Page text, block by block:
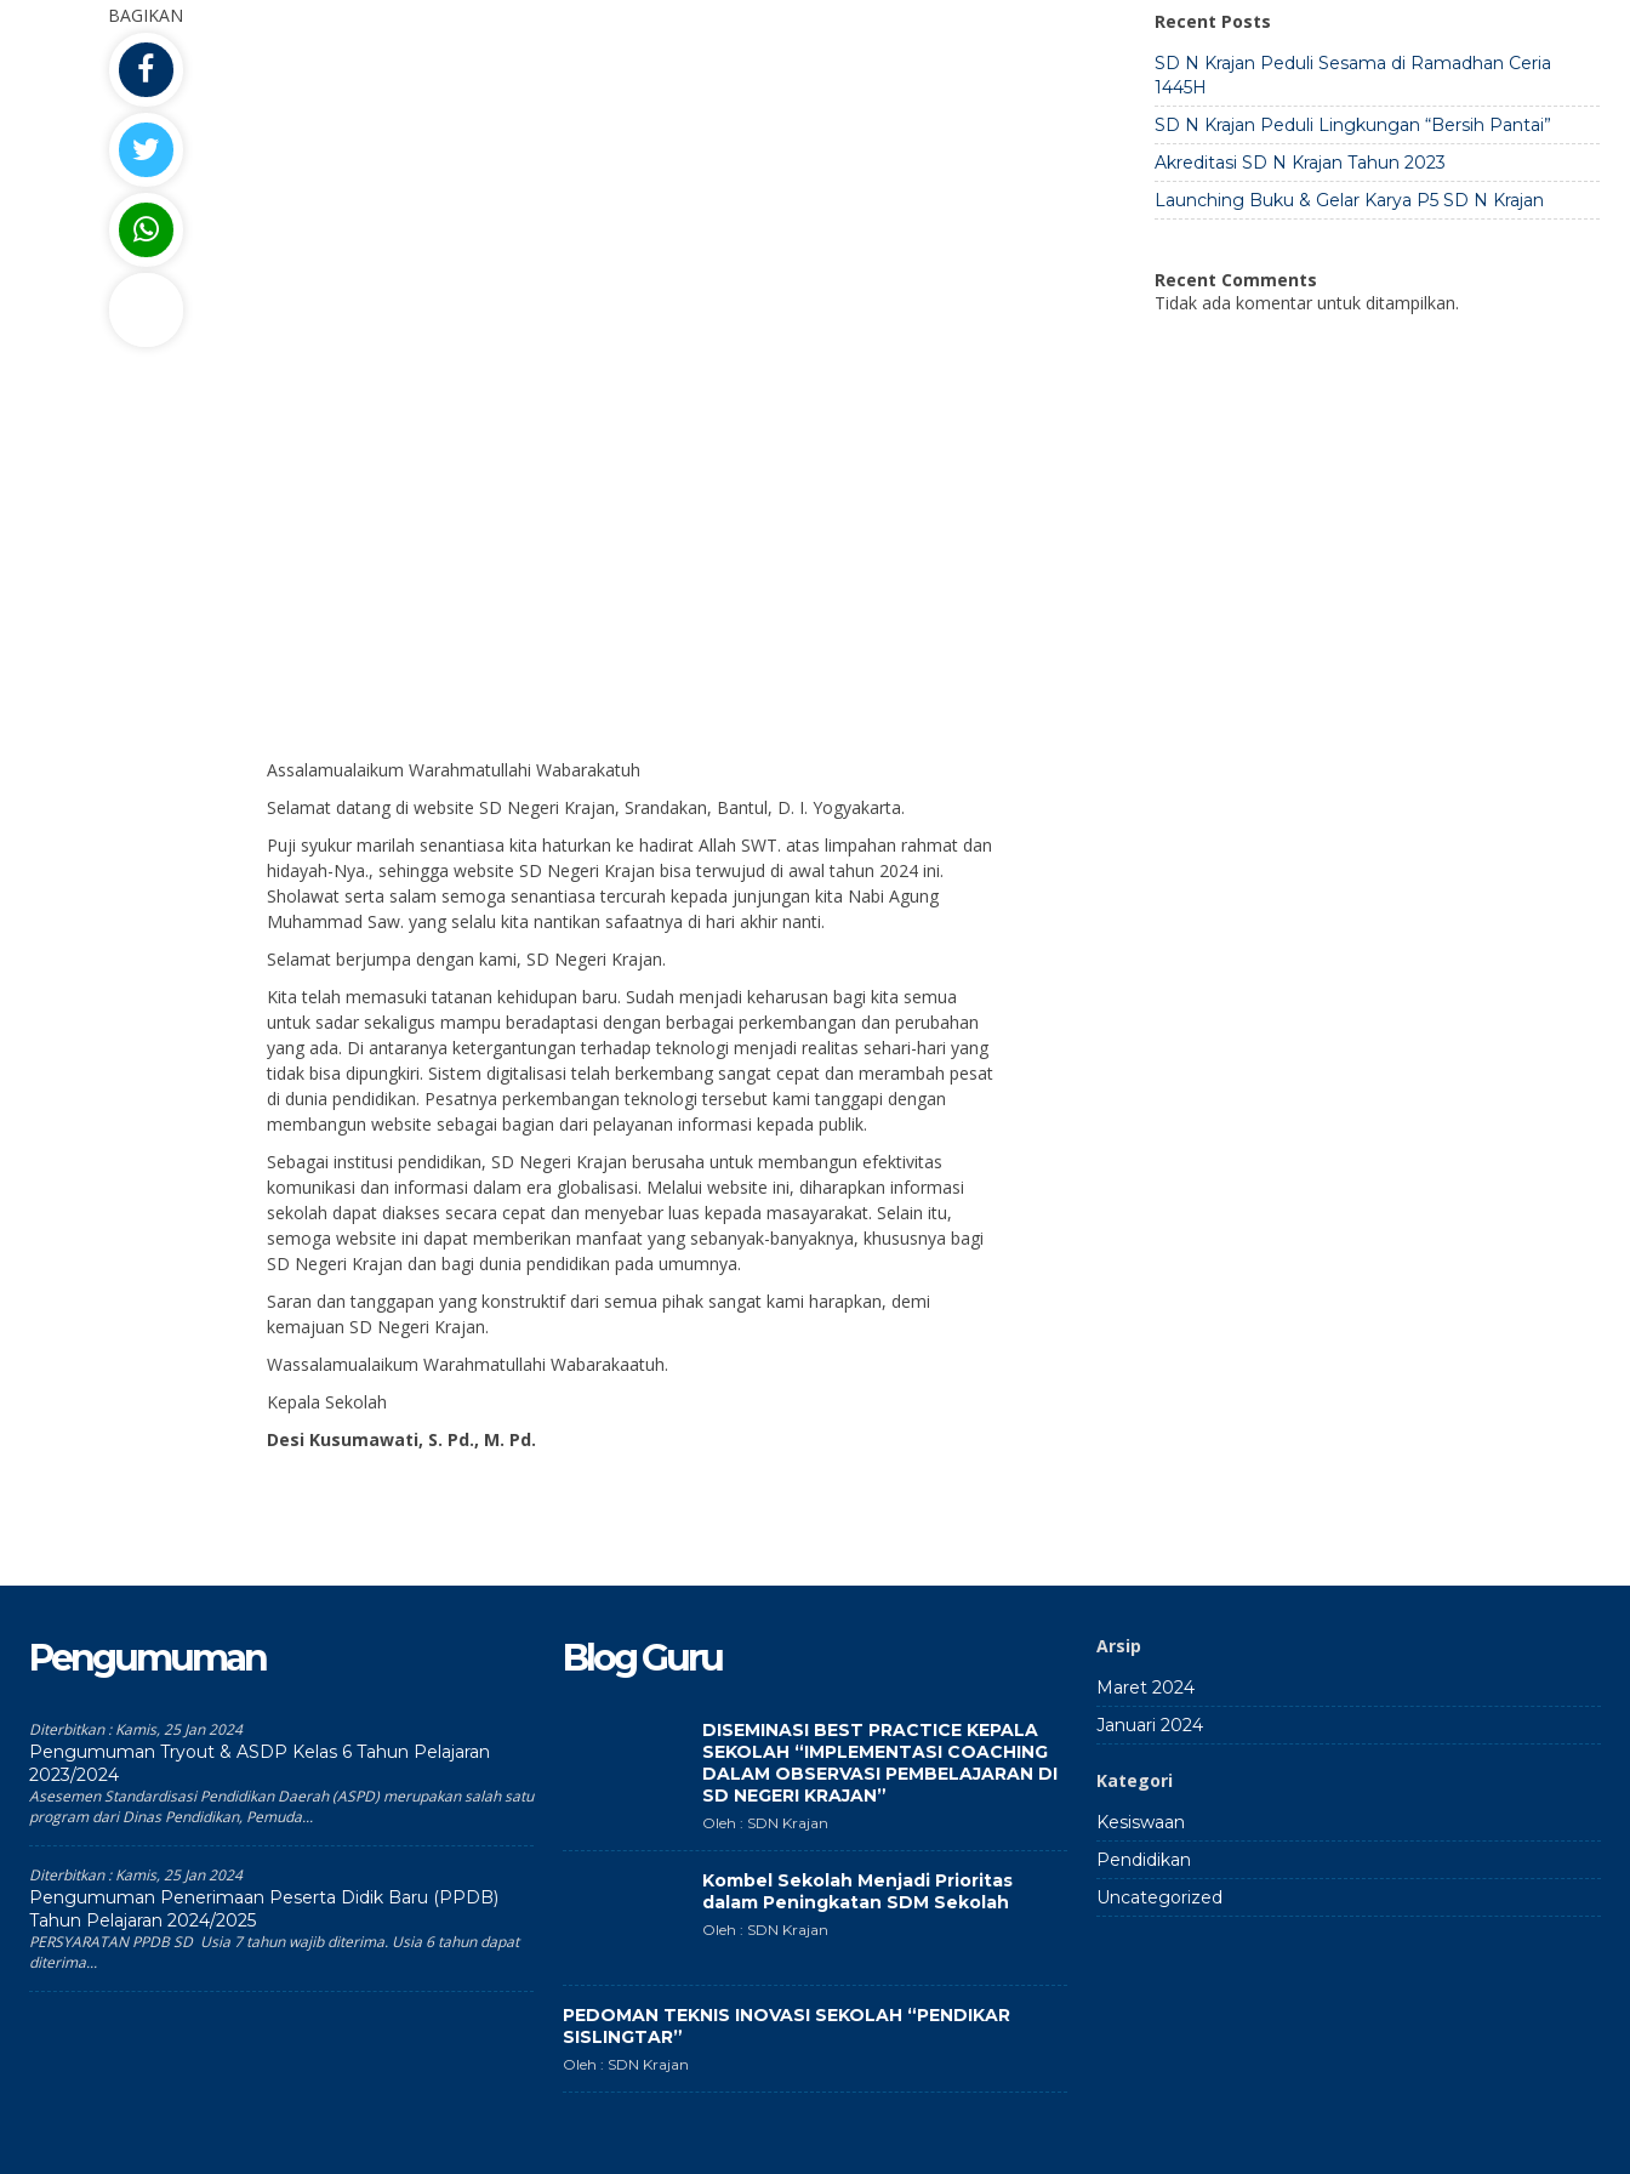
BAGIKAN
Assalamualaikum Warahmatullahi Wabarakatuh
Selamat datang di website SD Negeri Krajan, Srandakan, Bantul, D. I. Yogyakarta.
Puji syukur marilah senantiasa kita haturkan ke hadirat Allah SWT. atas limpahan rahmat dan
hidayah-Nya., sehingga website SD Negeri Krajan bisa terwujud di awal tahun 2024 ini.
Sholawat serta salam semoga senantiasa tercurah kepada junjungan kita Nabi Agung
Muhammad Saw. yang selalu kita nantikan safaatnya di hari akhir nanti.
Selamat berjumpa dengan kami, SD Negeri Krajan.
Kita telah memasuki tatanan kehidupan baru. Sudah menjadi keharusan bagi kita semua
untuk sadar sekaligus mampu beradaptasi dengan berbagai perkembangan dan perubahan
yang ada. Di antaranya ketergantungan terhadap teknologi menjadi realitas sehari-hari yang
tidak bisa dipungkiri. Sistem digitalisasi telah berkembang sangat cepat dan merambah pesat
di dunia pendidikan. Pesatnya perkembangan teknologi tersebut kami tanggapi dengan
membangun website sebagai bagian dari pelayanan informasi kepada publik.
Sebagai institusi pendidikan, SD Negeri Krajan berusaha untuk membangun efektivitas
komunikasi dan informasi dalam era globalisasi. Melalui website ini, diharapkan informasi
sekolah dapat diakses secara cepat dan menyebar luas kepada masayarakat. Selain itu,
semoga website ini dapat memberikan manfaat yang sebanyak-banyaknya, khususnya bagi
SD Negeri Krajan dan bagi dunia pendidikan pada umumnya.
Saran dan tanggapan yang konstruktif dari semua pihak sangat kami harapkan, demi
kemajuan SD Negeri Krajan.
Wassalamualaikum Warahmatullahi Wabarakaatuh.
Kepala Sekolah
Desi Kusumawati, S. Pd., M. Pd.
Recent Posts
SD N Krajan Peduli Sesama di Ramadhan Ceria
1445H
SD N Krajan Peduli Lingkungan “Bersih Pantai”
Akreditasi SD N Krajan Tahun 2023
Launching Buku & Gelar Karya P5 SD N Krajan
Recent Comments
Tidak ada komentar untuk ditampilkan.
Pengumuman
Diterbitkan :Kamis, 25 Jan 2024
Pengumuman Tryout & ASDP Kelas 6 Tahun Pelajaran
2023/2024
Asesemen Standardisasi Pendidikan Daerah (ASPD) merupakan salah satu
program dari Dinas Pendidikan, Pemuda...
Diterbitkan :Kamis, 25 Jan 2024
Pengumuman Penerimaan Peserta Didik Baru (PPDB)
Tahun Pelajaran 2024/2025
PERSYARATAN PPDB SD Usia 7 tahun wajib diterima. Usia 6 tahun dapat
diterima...
Blog Guru
DISEMINASI BEST PRACTICE KEPALA
SEKOLAH “IMPLEMENTASI COACHING
DALAM OBSERVASI PEMBELAJARAN DI
SD NEGERI KRAJAN”
Oleh : SDN Krajan
Kombel Sekolah Menjadi Prioritas
dalam Peningkatan SDM Sekolah
Oleh : SDN Krajan
PEDOMAN TEKNIS INOVASI SEKOLAH “PENDIKAR
SISLINGTAR”
Oleh : SDN Krajan
Arsip
Maret 2024
Januari 2024
Kategori
Kesiswaan
Pendidikan
Uncategorized